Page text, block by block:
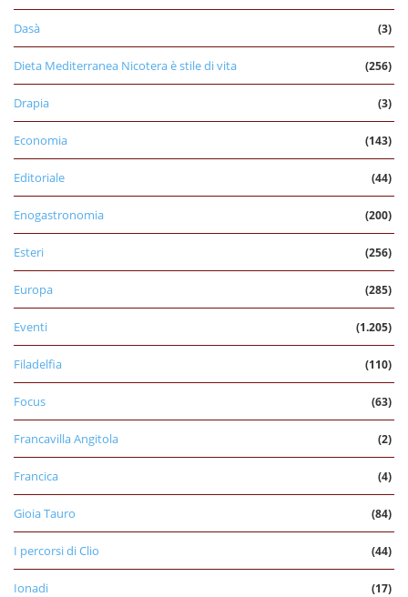
Dasà (3)
Dieta Mediterranea Nicotera è stile di vita (256)
Drapia (3)
Economia (143)
Editoriale (44)
Enogastronomia (200)
Esteri (256)
Europa (285)
Eventi (1.205)
Filadelfia (110)
Focus (63)
Francavilla Angitola (2)
Francica (4)
Gioia Tauro (84)
I percorsi di Clio (44)
Ionadi (17)